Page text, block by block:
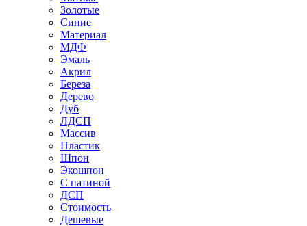
Золотые
Синие
Материал
МДФ
Эмаль
Акрил
Береза
Дерево
Дуб
ЛДСП
Массив
Пластик
Шпон
Экошпон
С патиной
ДСП
Стоимость
Дешевые